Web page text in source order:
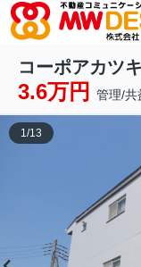
コーポアカツキ
3.6万円 管理/共
1/13